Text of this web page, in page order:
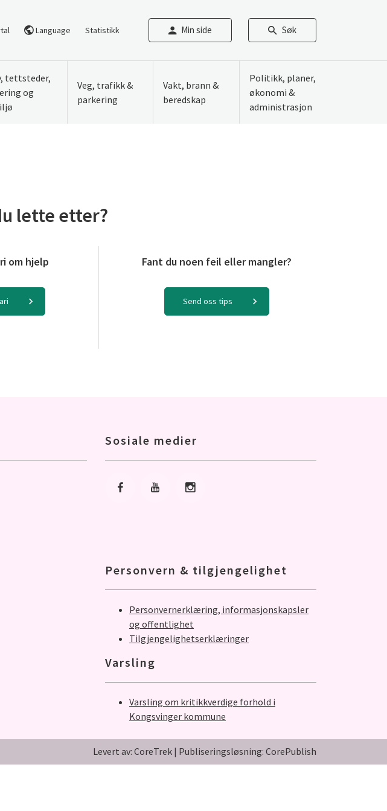
Language Statistikk Min side Søk
tettsteder,
og
Veg, trafikk &
parkering
Vakt, brann &
beredskap
Politikk, planer,
økonomi &
administrasjon
lette etter?
om hjelp Fant du noen feil eller mangler?
Send oss tips
Sosiale medier
Gå til Facebook
Gå til YoutubeGå til Instagram
Personvern & tilgjengelighet
Personvernerklæring, informasjonskapsler
og offentlighet
Tilgjengelighetserklæringer
Varsling
Varsling om kritikkverdige forhold i
Kongsvinger kommune
Levert av: CoreTrek | Publiseringsløsning: CorePublish